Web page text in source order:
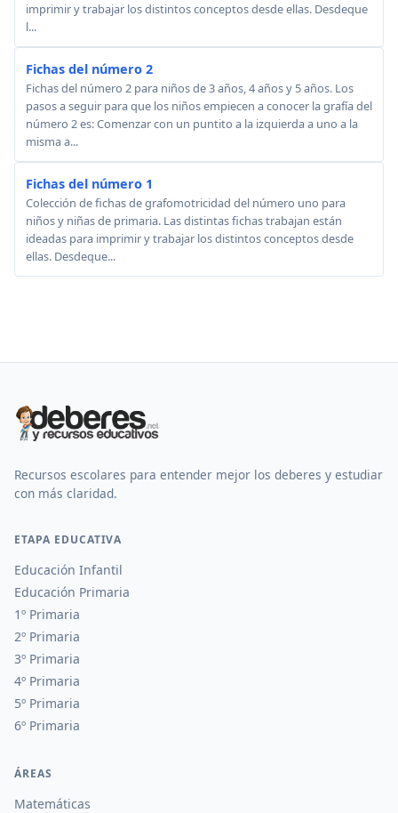
imprimir y trabajar los distintos conceptos desde ellas. Desdeque
l...
Fichas del número 2
Fichas del número 2 para niños de 3 años, 4 años y 5 años. Los
pasos a seguir para que los niños empiecen a conocer la grafía del
número 2 es: Comenzar con un puntito a la izquierda a uno a la
misma a...
Fichas del número 1
Colección de fichas de grafomotricidad del número uno para
niños y niñas de primaria. Las distintas fichas trabajan están
ideadas para imprimir y trabajar los distintos conceptos desde
ellas. Desdeque...
Recursos escolares para entender mejor los deberes y estudiar
con más claridad.
ETAPA EDUCATIVA
Educación Infantil
Educación Primaria
1º Primaria
2º Primaria
3º Primaria
4º Primaria
5º Primaria
6º Primaria
ÁREAS
Matemáticas